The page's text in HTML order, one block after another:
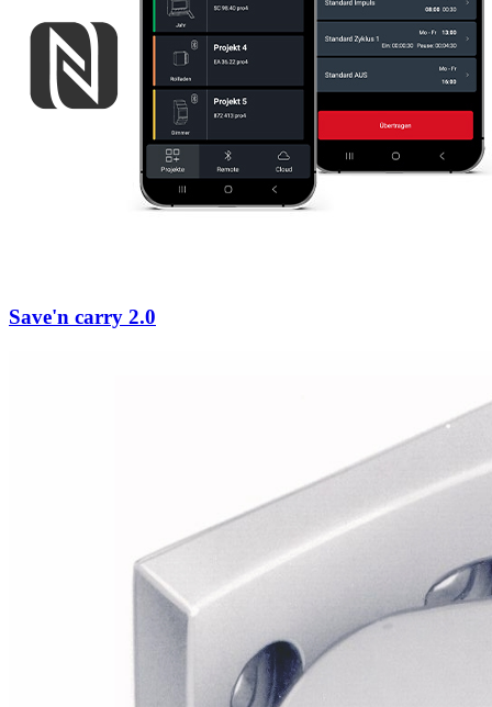
Save'n carry 2.0